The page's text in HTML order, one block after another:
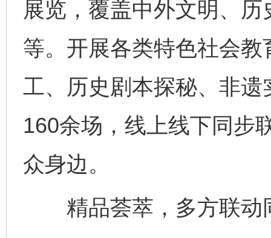
展览，覆盖中外文明、
等。开展各类特色社会
工、历史剧本探秘、非
160余场，线上线下同步
众身边。
精品荟萃，多方联动